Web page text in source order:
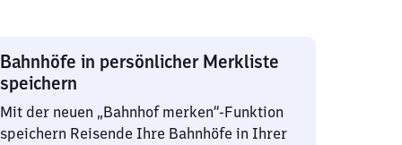
Bahnhöfe in persönlicher Merkliste
speichern
Mit der neuen „Bahnhof merken“-Funktion
speichern Reisende Ihre Bahnhöfe in Ihrer